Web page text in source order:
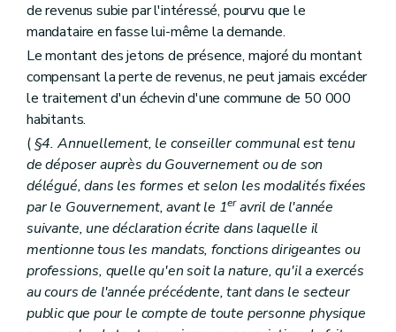
Art. L2113-3
Titre II Administration des agglomérations et des fédérations de communes
Chapitre premier Le personnel
Art. L2121-1
Art. L2121-2
Art. L2121-3
Art. L2122-1
Chapitre III Administration de certains services
Art. L2123-1
Art. L2123-2
Art. L2123-3
Titre III Finances des agglomérations et fédérations de communes
Chapitre unique
Art. L2131-1
Art. L2131-2
Art. L2131-3
Art. L2131-4
Art. L2131-5
de revenus subie par l'intéressé, pourvu que le
mandataire en fasse lui-même la demande.
Le montant des jetons de présence, majoré du montant
compensant la perte de revenus, ne peut jamais excéder
le traitement d'un échevin d'une commune de 50 000
habitants.
( §4. Annuellement, le conseiller communal est tenu
de déposer auprès du Gouvernement ou de son
délégué, dans les formes et selon les modalités fixées
par le Gouvernement, avant le 1eravril de l'année
suivante, une déclaration écrite dans laquelle il
mentionne tous les mandats, fonctions dirigeantes ou
professions, quelle qu'en soit la nature, qu'il a exercés
au cours de l'année précédente, tant dans le secteur
public que pour le compte de toute personne physique